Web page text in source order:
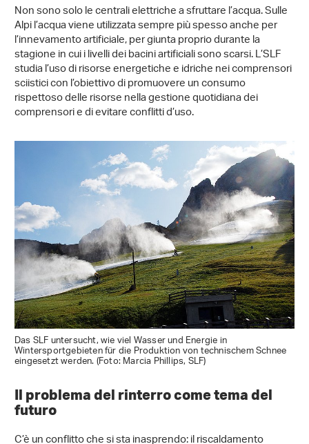
Non sono solo le centrali elettriche a sfruttare l’acqua. Sulle
Alpi l’acqua viene utilizzata sempre più spesso anche per
l’innevamento artificiale, per giunta proprio durante la
stagione in cui i livelli dei bacini artificiali sono scarsi. L’SLF
studia l’uso di risorse energetiche e idriche nei comprensori
sciistici con l’obiettivo di promuovere un consumo
rispettoso delle risorse nella gestione quotidiana dei
comprensori e di evitare conflitti d’uso.
Das SLF untersucht, wie viel Wasser und Energie in
Wintersportgebieten für die Produktion von technischem Schnee
eingesetzt werden. (Foto: Marcia Phillips, SLF)
Il problema del rinterro come tema del
futuro